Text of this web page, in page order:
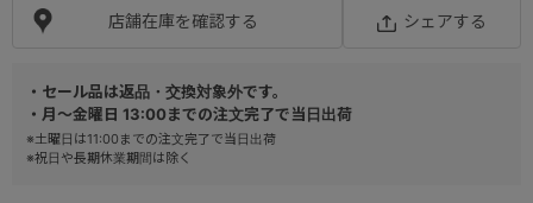
・セール品は返品・交換対象外です。
・月～金曜日 13:00までの注文完了で当日出荷
※土曜日は11:00までの注文完了で当日出荷
※祝日や長期休業期間は除く
店舗在庫を確認する シェアする